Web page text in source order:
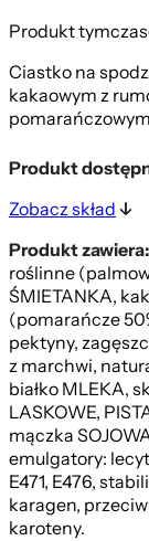
Produkt
Ciastko na
kakaowym z
Produkt
Zobacz skład
Produkt zawiera:
roślinne
ŚMIETANKA,
(pomarańcze
pektyny,
z marchwi,
białko MLEKA,
LASKOWE,
mączka
emulgatory:
E471, E476,
karagen,
karoteny.